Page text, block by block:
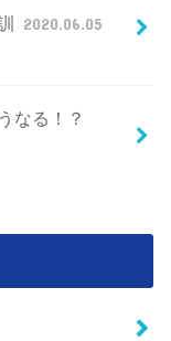
2020.06.05
なる！？